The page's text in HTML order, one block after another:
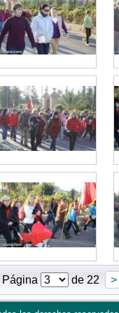
Página de 22 >